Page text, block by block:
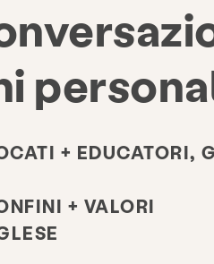
+ EDUCATORI,
+ VALORI